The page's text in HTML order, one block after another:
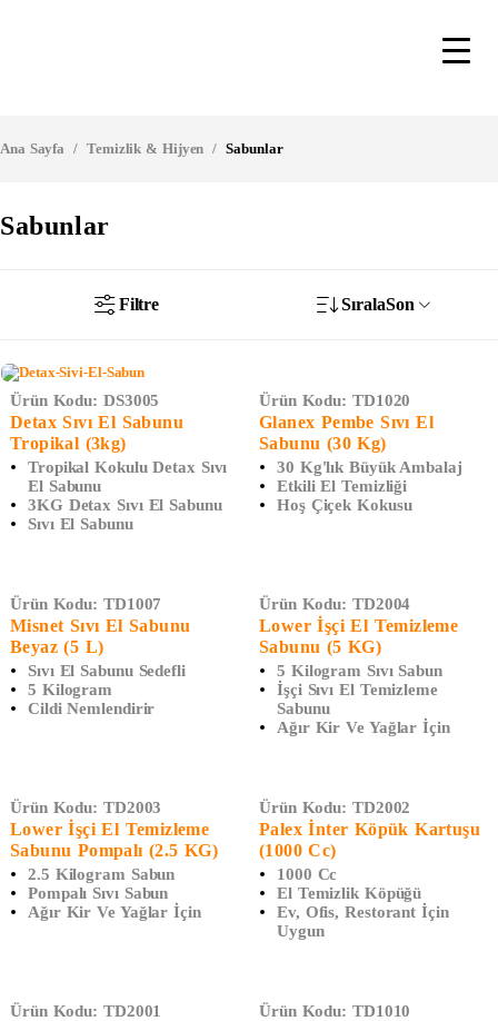
Sabunlar
Ana Sayfa / Temizlik & Hijyen / Sabunlar
Filtre SıralaSon
Ürün Kodu: DS3005
Detax Sıvı El Sabunu
Tropikal (3kg)
Tropikal Kokulu Detax Sıvı
El Sabunu
3KG Detax Sıvı El Sabunu
Sıvı El Sabunu
Ürün Kodu: TD1020
Glanex Pembe Sıvı El
Sabunu (30 Kg)
30 Kg'lık Büyük Ambalaj
Etkili El Temizliği
Hoş Çiçek Kokusu
Ürün Kodu: TD1007
Misnet Sıvı El Sabunu
Beyaz (5 L)
Sıvı El Sabunu Sedefli
5 Kilogram
Cildi Nemlendirir
Ürün Kodu: TD2004
Lower İşçi El Temizleme
Sabunu (5 KG)
5 Kilogram Sıvı Sabun
İşçi Sıvı El Temizleme
Sabunu
Ağır Kir Ve Yağlar İçin
Ürün Kodu: TD2003
Lower İşçi El Temizleme
Sabunu Pompalı (2.5 KG)
2.5 Kilogram Sabun
Pompalı Sıvı Sabun
Ağır Kir Ve Yağlar İçin
Ürün Kodu: TD2002
Palex İnter Köpük Kartuşu
(1000 Cc)
1000 Cc
El Temizlik Köpüğü
Ev, Ofis, Restorant İçin
Uygun
Ürün Kodu: TD2001 Ürün Kodu: TD1010